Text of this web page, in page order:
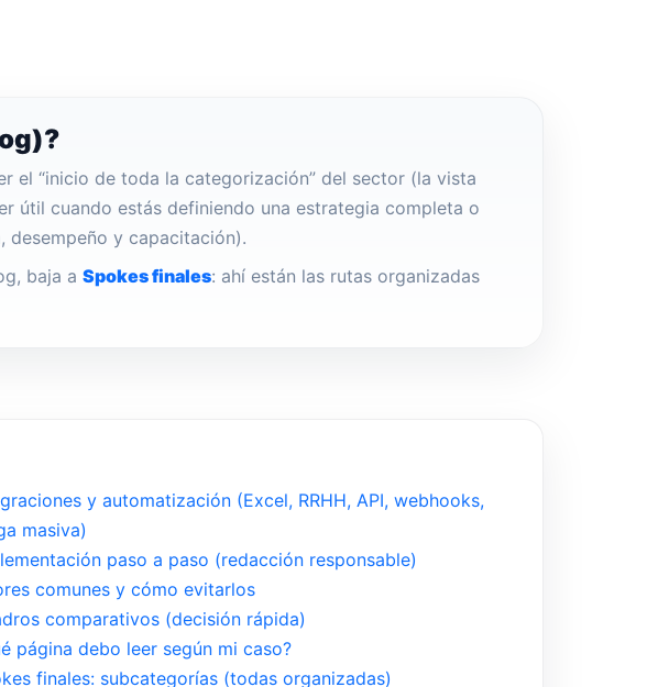
el “inicio de toda la categorización” del sector (la vista
útil cuando estás definiendo una estrategia completa o
desempeño y capacitación).
baja a Spokes finales: ahí están las rutas organizadas
y automatización (Excel, RRHH, API, webhooks,
masiva)
paso a paso (redacción responsable)
comunes y cómo evitarlos
comparativos (decisión rápida)
página debo leer según mi caso?
finales: subcategorías (todas organizadas)